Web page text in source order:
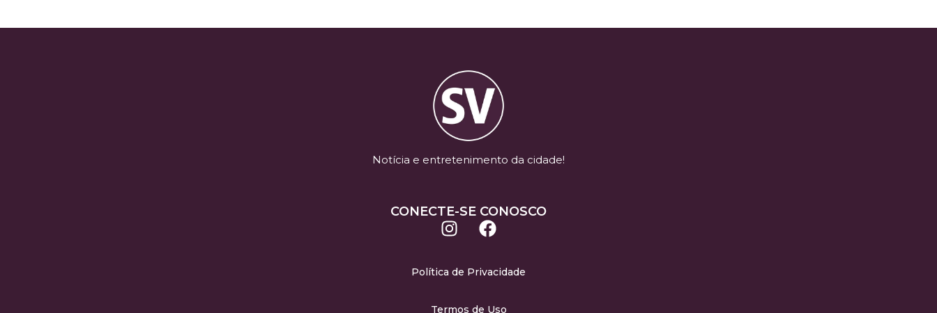
Notícia e entretenimento da cidade!
CONECTE-SE CONOSCO
Política de Privacidade
Termos de Uso